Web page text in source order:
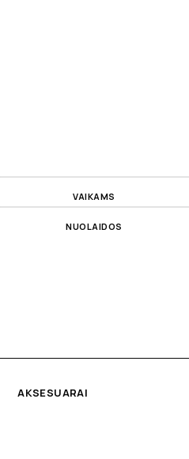
VAIKAMS
NUOLAIDOS
AKSESUARAI